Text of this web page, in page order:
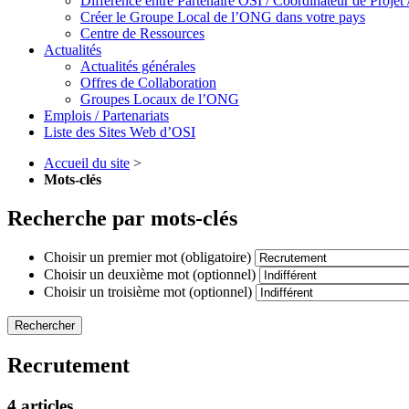
Créer le Groupe Local de l’ONG dans votre pays
Centre de Ressources
Actualités
Actualités générales
Offres de Collaboration
Groupes Locaux de l’ONG
Emplois / Partenariats
Liste des Sites Web d’OSI
Accueil du site >
Mots-clés
Recherche par mots-clés
Choisir un premier mot (obligatoire)
Choisir un deuxième mot (optionnel)
Choisir un troisième mot (optionnel)
Recrutement